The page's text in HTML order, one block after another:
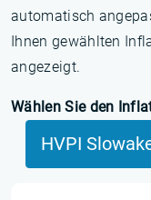
automatisch
Ihnen gewählten
angezeigt.
Wählen Sie den
HVPI